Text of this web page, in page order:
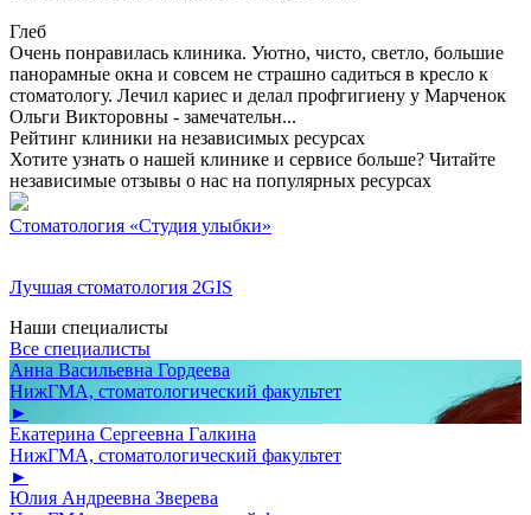
Глеб
Очень понравилась клиника. Уютно, чисто, светло, большие
панорамные окна и совсем не страшно садиться в кресло к
стоматологу. Лечил кариес и делал профгигиену у Марченок
Ольги Викторовны - замечательн...
Рейтинг клиники на независимых ресурсах
Хотите узнать о нашей клинике и сервисе больше? Читайте
независимые отзывы о нас на популярных ресурсах
Стоматология «Студия улыбки»
Лучшая стоматология 2GIS
Наши специалисты
Все специалисты
Анна Васильевна Гордеева
НижГМА, стоматологический факультет
►
Екатерина Сергеевна Галкина
НижГМА, стоматологический факультет
►
Юлия Андреевна Зверева